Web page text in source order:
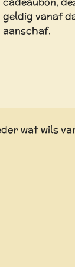
geldig vanaf
aanschaf.
wat wils